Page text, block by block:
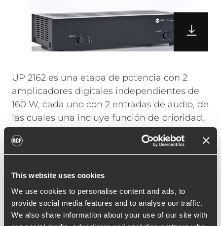
This website uses cookies
We use cookies to personalise content and ads, to
provide social media features and to analyse our traffic.
We also share information about your use of our site with
UP 2162 es una etapa de potencia con 2
amplicadores digitales independientes de
160 W, cada uno con 2 entradas de audio, de
las cuales una incluye función de prioridad,
La
UP2162 está equipada con una fuente de
alimentación Digital (Clase D). Entradas de
para señales pre-amplificadas o de fuentes
músicales. La segunda entrada está